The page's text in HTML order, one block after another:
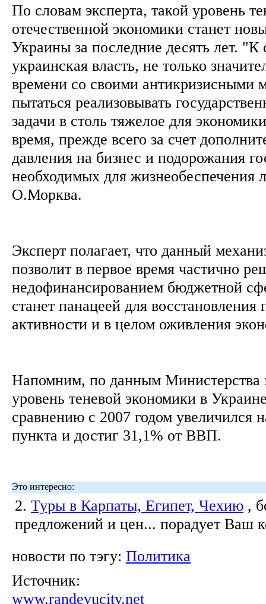
По словам эксперта, такой уровень
отечественной экономики станет
Украины за последние десять лет.
украинская власть, не только
времени со своими антикризисными
пытаться реализовывать
задачи в столь тяжелое для
время, прежде всего за счет
давления на бизнес и подорожания
необходимых для жизнеобеспечения
О.Морква.
Эксперт полагает, что данный
позволит в первое время частично
недофинансированием бюджетной
станет панацеей для восстановления
активности и в целом оживления
Напомним, по данным Министерства
уровень теневой экономики в
сравнению с 2007 годом увеличился
пункта и достиг 31,1% от ВВП.
Это интересно:
2. Туры в Карпаты, Египет, Чехию ,
предложений и цен... порадует Ваш
новости по тэгу: Политика
Источник:
www.randevucity.net